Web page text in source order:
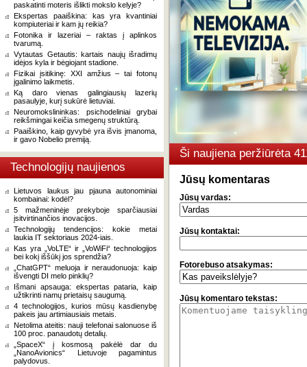
paskatinti moteris išlikti mokslo kelyje?
Ekspertas paaiškina: kas yra kvantiniai
kompiuteriai ir kam jų reikia?
Fotonika ir lazeriai – raktas į aplinkos
tvarumą.
Vytautas Getautis: kartais naujų išradimų
idėjos kyla ir bėgiojant stadione.
Fizikai įsitikinę: XXI amžius – tai fotonų
įgalinimo laikmetis.
Ką daro vienas galingiausių lazerių
pasaulyje, kurį sukūrė lietuviai.
Neuromokslininkas: psichodeliniai grybai
reikšmingai keičia smegenų struktūrą.
Paaiškino, kaip gyvybė yra išvis įmanoma,
ir gavo Nobelio premiją.
Technologijų naujienos
Lietuvos laukus jau pjauna autonominiai
kombainai: kodėl?
5 mažmeninėje prekyboje sparčiausiai
įsitvirtinančios inovacijos.
Technologijų tendencijos: kokie metai
laukia IT sektoriaus 2024-iais.
Kas yra „VoLTE“ ir „VoWiFi“ technologijos
bei kokį iššūkį jos sprendžia?
„ChatGPT“ meluoja ir neraudonuoja: kaip
išvengti DI melo pinklių?
Išmani apsauga: ekspertas pataria, kaip
užtikrinti namų prietaisų saugumą.
4 technologijos, kurios mūsų kasdienybę
pakeis jau artimiausiais metais.
Netolima ateitis: nauji telefonai salonuose iš
100 proc. panaudotų detalių.
„SpaceX“ į kosmosą pakėlė dar du
„NanoAvionics“ Lietuvoje pagamintus
palydovus.
Ši naujiena peržiūrėta
Jūsų komentaras
Jūsų vardas:
Jūsų kontaktai:
Fotorebuso atsakymas:
Jūsų komentaro tekstas: